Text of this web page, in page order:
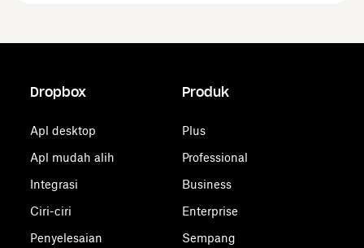
Dropbox
Apl desktop
Apl mudah alih
Integrasi
Ciri-ciri
Penyelesaian
Produk
Plus
Professional
Business
Enterprise
Sempang